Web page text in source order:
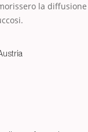
la diffusione